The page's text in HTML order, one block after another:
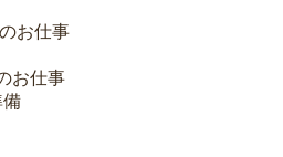
お仕事
お仕事